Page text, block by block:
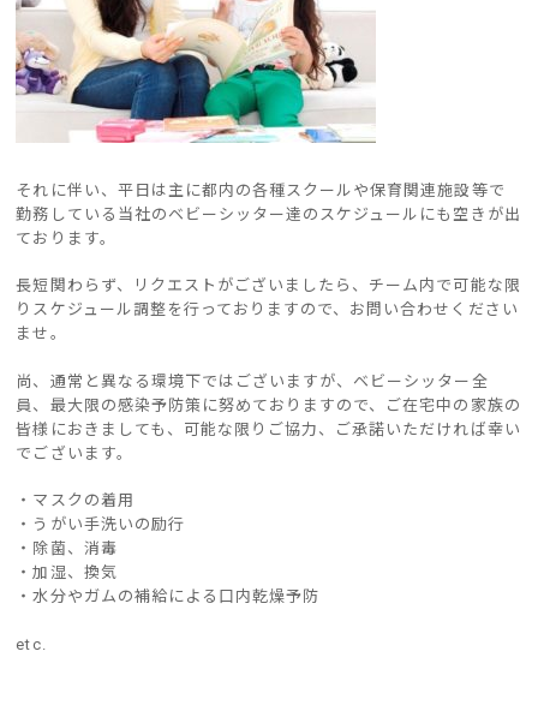
それに伴い、平日は主に都内の各種スクールや保育関連施設等で
勤務している当社のベビーシッター達のスケジュールにも空きが出
ております。
長短関わらず、リクエストがございましたら、チーム内で可能な限
りスケジュール調整を行っておりますので、お問い合わせください
ませ。
尚、通常と異なる環境下ではございますが、ベビーシッター全
員、最大限の感染予防策に努めておりますので、ご在宅中の家族の
皆様におきましても、可能な限りご協力、ご承諾いただければ幸い
でございます。
・マスクの着用
・うがい手洗いの励行
・除菌、消毒
・加湿、換気
・水分やガムの補給による口内乾燥予防
etc.